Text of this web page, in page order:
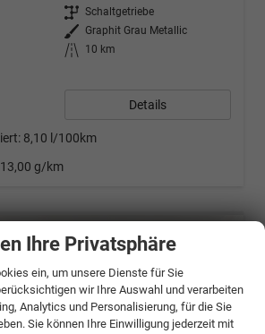
Getriebe Schaltgetriebe
Außenfarbe
Graphit Grau Metallic
Kilometerstand
10 km
Details
8,10 l/100km
g/km
Ihre Privatsphäre
ein, um unsere Dienste für Sie
wir Ihre Auswahl und verarbeiten
Analytics und Personalisierung, für die Sie
Sie können Ihre Einwilligung jederzeit mit